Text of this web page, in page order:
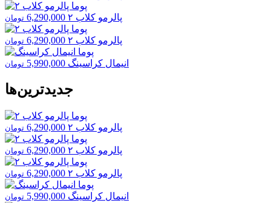
پالرمو کلاب ٢ 6,290,000 تومان
پالرمو کلاب ٢ 6,290,000 تومان
انیمال کراسینگ 5,990,000 تومان
جدیدترین‌ها
پالرمو کلاب ٢ 6,290,000 تومان
پالرمو کلاب ٢ 6,290,000 تومان
پالرمو کلاب ٢ 6,290,000 تومان
انیمال کراسینگ 5,990,000 تومان